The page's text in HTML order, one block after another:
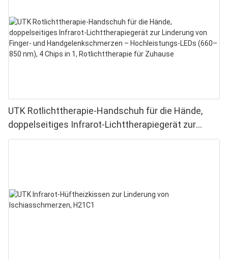
UTK Rotlichttherapie-Handschuh für die Hände,
doppelseitiges Infrarot-Lichttherapiegerät zur
Linderung von Finger- und Handgelenkschmerzen –